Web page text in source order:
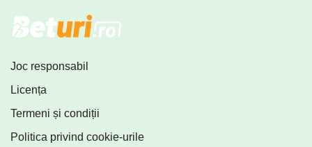
Joc responsabil
Licența
Termeni și condiții
Politica privind cookie-urile